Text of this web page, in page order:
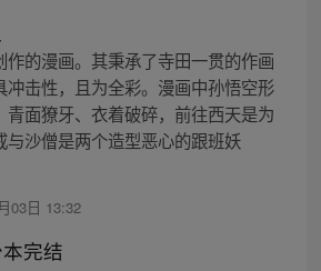
作的漫画。其秉承了寺田一贯的作画
冲击性，且为全彩。漫画中孙悟空形
青面獠牙、衣着破碎，前往西天是为
与沙僧是两个造型恶心的跟班妖
03日 13:32
完结